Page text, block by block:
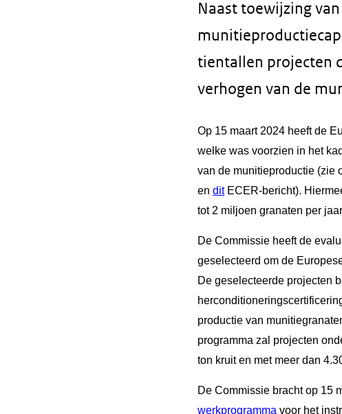
Naast toewijzing
tientallen projecten
verhogen van de
Op 15 maart 2024 heeft de
welke was voorzien in het
van de munitieproductie (zie
en ditECER-bericht).
tot 2 miljoen granaten per
De Commissie heeft de
geselecteerd om de
De geselecteerde projecten
productie van
programma zal projecten
ton kruit en met meer dan
De Commissie bracht op 15
werkprogramma voor het